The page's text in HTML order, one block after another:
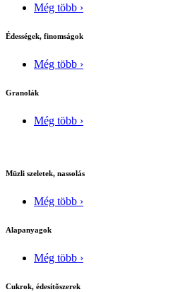
Még több ›
Édességek, finomságok
Még több ›
Granolák
Még több ›
Müzli szeletek, nassolás
Még több ›
Alapanyagok
Még több ›
Cukrok, édesítõszerek